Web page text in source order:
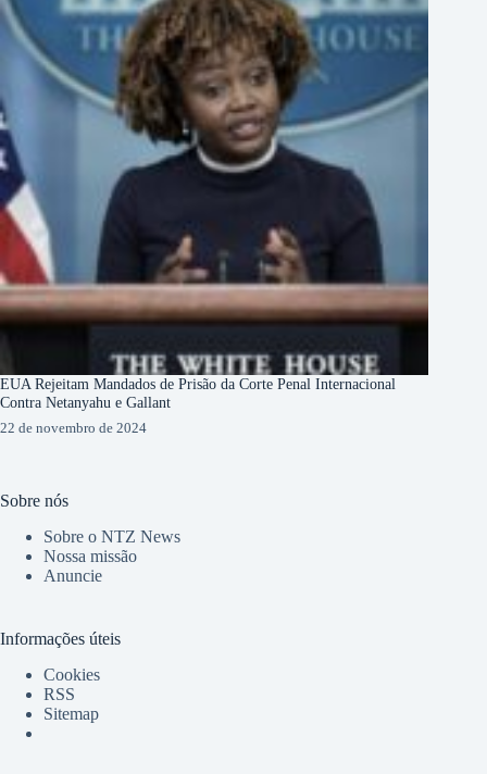
EUA Rejeitam Mandados de Prisão da Corte Penal Internacional
Contra Netanyahu e Gallant
22 de novembro de 2024
Sobre nós
Sobre o NTZ News
Nossa missão
Anuncie
Informações úteis
Cookies
RSS
Sitemap